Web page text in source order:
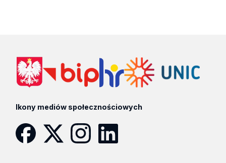
Ikony mediów społecznościowych